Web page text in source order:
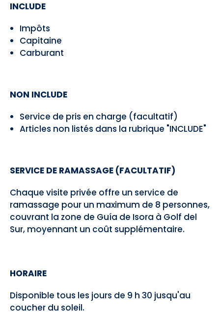
INCLUDE
Impôts
Capitaine
Carburant
NON INCLUDE
Service de pris en charge (facultatif)
Articles non listés dans la rubrique "INCLUDE"
SERVICE DE RAMASSAGE (FACULTATIF)
Chaque visite privée offre un service de
ramassage pour un maximum de 8 personnes,
couvrant la zone de Guía de Isora à Golf del
Sur, moyennant un coût supplémentaire.
HORAIRE
Disponible tous les jours de 9 h 30 jusqu'au
coucher du soleil.